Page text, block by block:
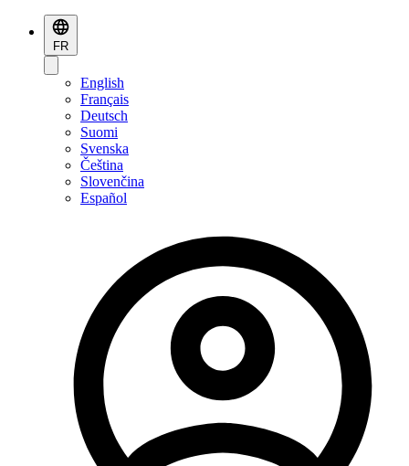
FR
English
Français
Deutsch
Suomi
Svenska
Čeština
Slovenčina
Español